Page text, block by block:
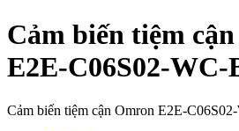
Cảm biến tiệm
E2E-C06S02-WC-
Cảm biến tiệm cận Omron E2E-